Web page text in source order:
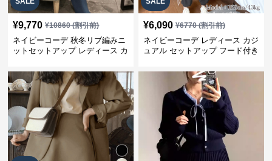
¥9,770 ¥10860(割引前)
ネイビーコーデ 秋冬リブ編みニ
ットセットアップ レディース カ
¥6,090 ¥6770(割引前)
ネイビーコーデ レディース カジ
ュアル セットアップ フード付き